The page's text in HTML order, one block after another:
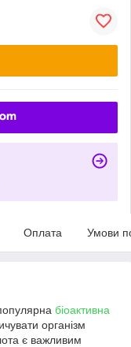
Оплата Умови
біоактивна
організм
є важливим